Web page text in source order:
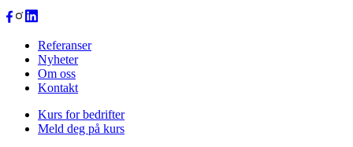
Referanser
Nyheter
Om oss
Kontakt
Kurs for bedrifter
Meld deg på kurs